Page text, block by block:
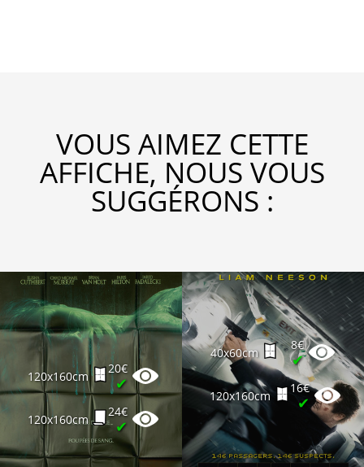
VOUS AIMEZ CETTE
AFFICHE, NOUS VOUS
SUGGÉRONS :
120x160cm
20€
✔
120x160cm
24€
✔
40x60cm
8€
✔
120x160cm
16€
✔